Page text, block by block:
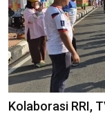
Kolaborasi RRI,